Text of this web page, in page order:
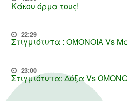
Κάκου όρμα τους!
22:29
Στιγμιότυπα : ΟΜΟΝΟΙΑ Vs
23:00
Στιγμιότυπα: Δόξα Vs